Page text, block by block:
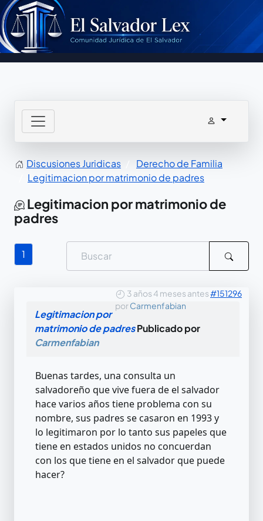
Discusiones Juridicas
Derecho de Familia
Legitimacion por matrimonio de padres
Legitimacion por matrimonio de
padres
1
3 años 4 meses antes#151296
porCarmenfabian
Legitimacion por
matrimonio de padresPublicado por
Carmenfabian
Buenas tardes, una consulta un
salvadoreño que vive fuera de el salvador
hace varios años tiene problema con su
nombre, sus padres se casaron en 1993 y
lo legitimaron por lo tanto sus papeles que
tiene en estados unidos no concuerdan
con los que tiene en el salvador que puede
hacer?